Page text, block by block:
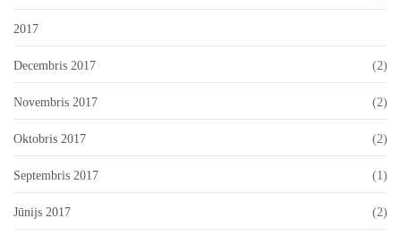
2017
Decembris 2017 (2)
Novembris 2017 (2)
Oktobris 2017 (2)
Septembris 2017 (1)
Jūnijs 2017 (2)